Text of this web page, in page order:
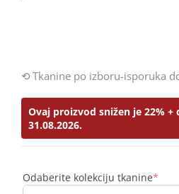
Tkanine po izboru-isporuka
Ovaj proizvod snižen je 22% +
31.08.2026.
Odaberite kolekciju tkanine*